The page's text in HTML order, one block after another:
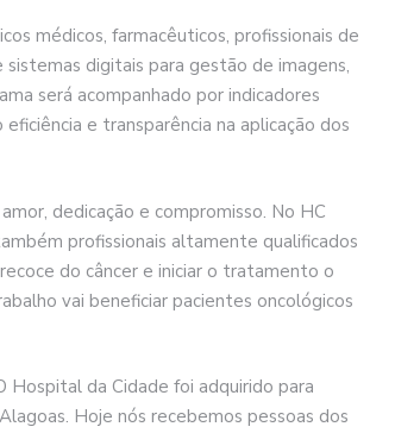
médicos, farmacêuticos, profissionais de
digitais para gestão de imagens,
será acompanhado por indicadores
e transparência na aplicação dos
dedicação e compromisso. No HC
profissionais altamente qualificados
do câncer e iniciar o tratamento o
vai beneficiar pacientes oncológicos
Hospital da Cidade foi adquirido para
Hoje nós recebemos pessoas dos